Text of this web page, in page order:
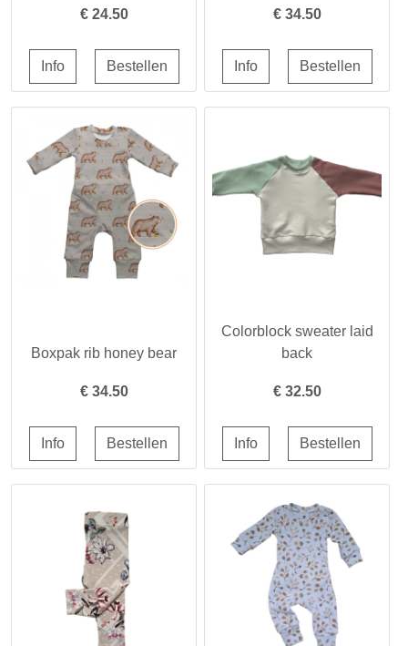
€ 24.50 € 34.50
Boxpak rib honey bear
€ 34.50
Colorblock sweater laid
back
€ 32.50